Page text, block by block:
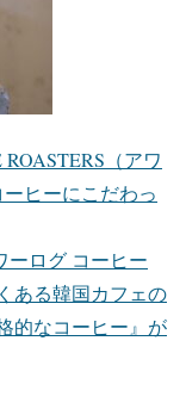
（アワ
ヒーにこだわっ
ーログ コーヒー
ある韓国カフェの
的なコーヒー』が